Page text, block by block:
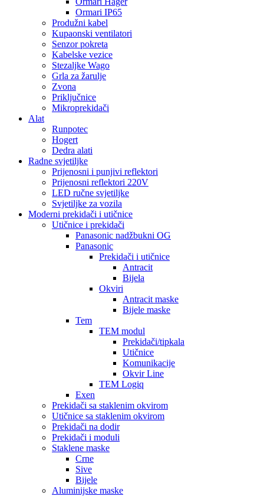
Ormari IP65
Produžni kabel
Kupaonski ventilatori
Senzor pokreta
Kabelske vezice
Stezaljke Wago
Grla za žarulje
Zvona
Priključnice
Mikroprekidači
Alat
Runpotec
Hogert
Dedra alati
Radne svjetiljke
Prijenosni i punjivi reflektori
Prijenosni reflektori 220V
LED ručne svjetiljke
Svjetiljke za vozila
Moderni prekidači i utičnice
Utičnice i prekidači
Panasonic nadžbukni OG
Panasonic
Prekidači i utičnice
Antracit
Bijela
Okviri
Antracit maske
Bijele maske
Tem
TEM modul
Prekidači/tipkala
Utičnice
Komunikacije
Okvir Line
TEM Logiq
Exen
Prekidači sa staklenim okvirom
Utičnice sa staklenim okvirom
Prekidači na dodir
Prekidači i moduli
Staklene maske
Crne
Sive
Bijele
Aluminijske maske